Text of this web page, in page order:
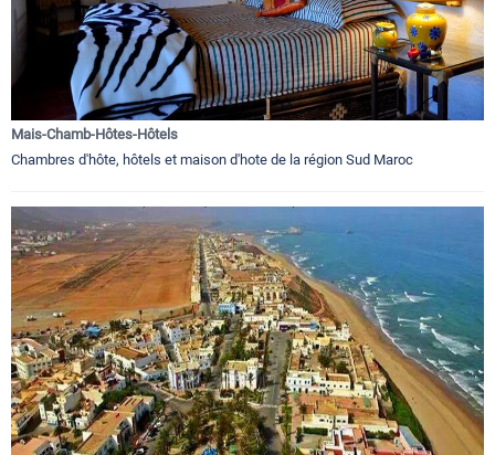
Mais-Chamb-Hôtes-Hôtels
Chambres d'hôte, hôtels et maison d'hote de la région Sud Maroc